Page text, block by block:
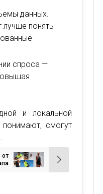
данных.
лучше понять
спроса —
и локальной
смогут